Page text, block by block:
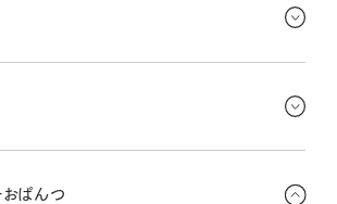
するするっと仲よくなっていけそう。いい関係に
とはたくさんあるから、つい使いすぎちゃうのに
たされるはずだよ。ファッションでは自分らしさを
おぱんつ